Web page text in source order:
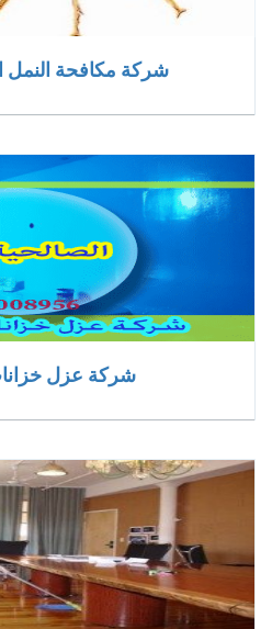
شركة مكافحة النمل
شركة عزل